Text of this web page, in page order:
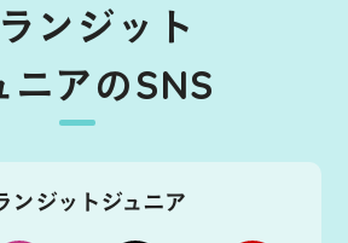
ンジット
ニアのSNS
ンジットジュニア